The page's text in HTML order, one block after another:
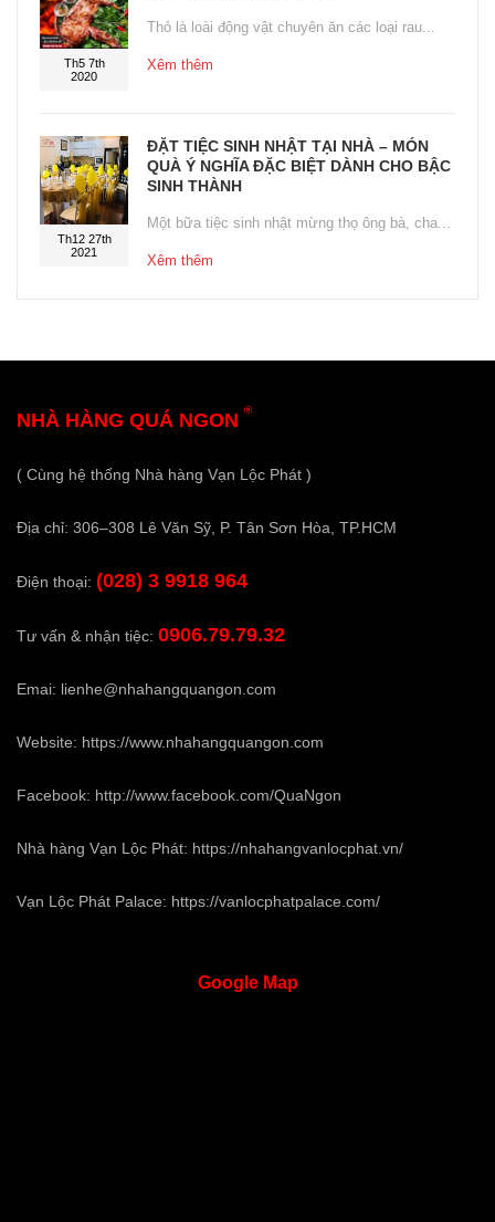
Th5 7th
2020
Thỏ là loài động vật chuyên ăn các loại rau...
Xêm thêm
Th12 27th
2021
ĐẶT TIỆC SINH NHẬT TẠI NHÀ – MÓN
QUÀ Ý NGHĨA ĐẶC BIỆT DÀNH CHO BẬC
SINH THÀNH
Một bữa tiệc sinh nhật mừng thọ ông bà, cha...
Xêm thêm
NHÀ HÀNG QUÁ NGON ®
( Cùng hệ thống Nhà hàng Vạn Lộc Phát )
Địa chỉ: 306–308 Lê Văn Sỹ, P. Tân Sơn Hòa, TP.HCM
Điện thoại: (028) 3 9918 964
Tư vấn & nhận tiệc: 0906.79.79.32
Emai: lienhe@nhahangquangon.com
Website: https://www.nhahangquangon.com
Facebook: http://www.facebook.com/QuaNgon
Nhà hàng Vạn Lộc Phát: https://nhahangvanlocphat.vn/
Vạn Lộc Phát Palace: https://vanlocphatpalace.com/
GoogleMap